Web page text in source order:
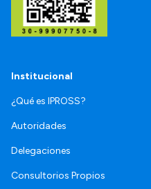
Institucional
¿Qué es IPROSS?
Autoridades
Delegaciones
Consultorios Propios